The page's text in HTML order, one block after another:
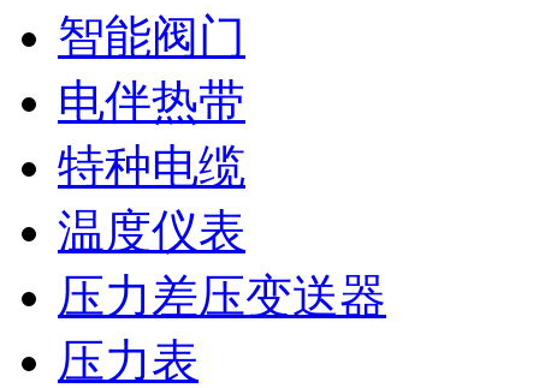
智能阀门
电伴热带
特种电缆
温度仪表
压力差压变送器
压力表